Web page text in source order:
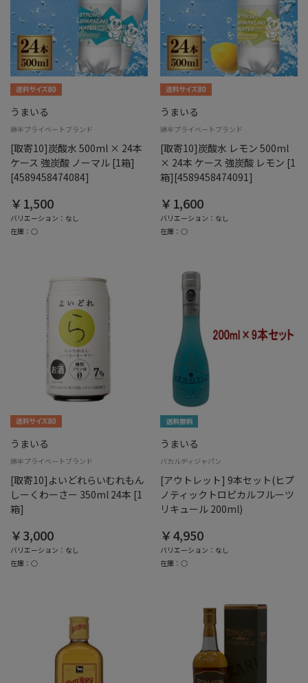
うまいる
綿半プライベートブランド
[取寄10]炭酸水 500ml × 24本
ケース 強炭酸 ノーマル [1箱]
[4589458474084]
￥1,500
バリエーション：なし
在庫：○
うまいる
綿半プライベートブランド
[取寄10]炭酸水 レモン 500ml
× 24本 ケース 強炭酸 レモン [1
箱][4589458474091]
￥1,600
バリエーション：なし
在庫：○
うまいる
綿半プライベートブランド
[取寄10]よいどれらいむれもん
しーくわーさー 350ml 24本 [1
箱]
￥3,000
バリエーション：なし
在庫：○
うまいる
バカルディジャパン
[アウトレット] 9本セット(ヒプ
ノティックトロピカルフルーツ
リキュール 200ml)
￥4,950
バリエーション：なし
在庫：○